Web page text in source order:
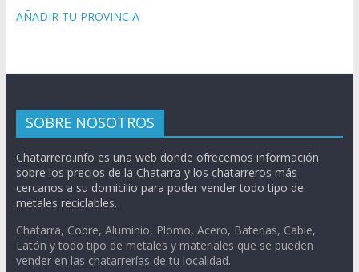
AÑADIR TU PROVINCIA
SOBRE NOSOTROS
Chatarrero.info es una web donde ofrecemos información
sobre los precios de la Chatarra y los chatarreros más
cercanos a su domicilio para poder vender todo tipo de
metales reciclables.
Chatarra, Cobre, Aluminio, Plomo, Acero, Baterías, Cable,
Latón y todo tipo de metales y materiales que se pueden
vender en las chatarrerías de tu localidad.